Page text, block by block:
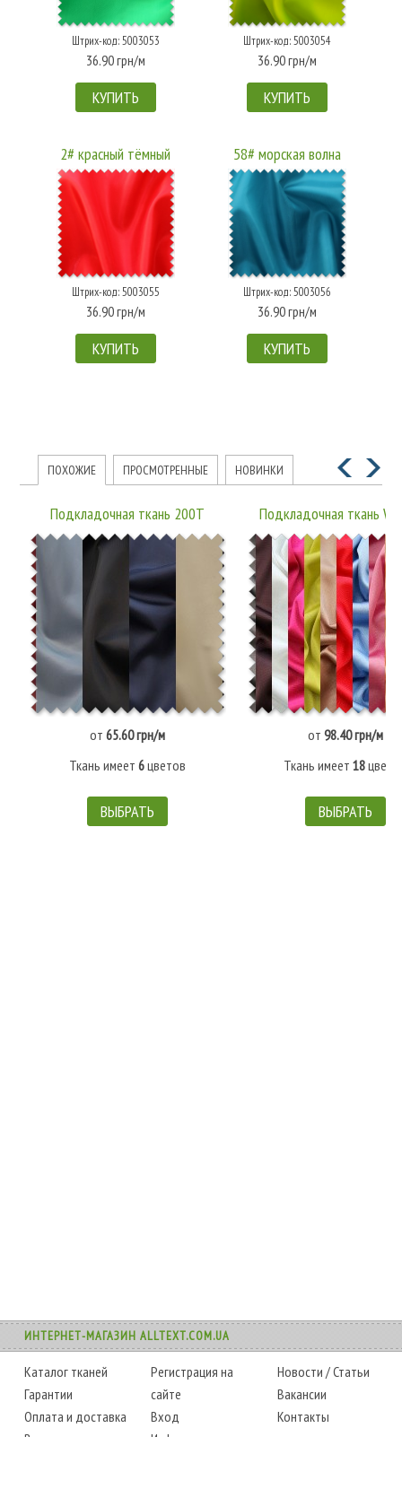
Штрих-код: 5003053
36.90 грн/м
КУПИТЬ
Штрих-код: 5003054
36.90 грн/м
КУПИТЬ
2# красный тёмный
Штрих-код: 5003055
36.90 грн/м
КУПИТЬ
58# морская волна
Штрих-код: 5003056
36.90 грн/м
КУПИТЬ
ПОХОЖИЕ ПРОСМОТРЕННЫЕ НОВИНКИ
Подкладочная ткань 200T
от 65.60 грн/м
Ткань имеет 6цветов
ВЫБРАТЬ
Подкладочная ткань
от 98.40 грн/м
Ткань имеет18
ВЫБРАТЬ
ИНТЕРНЕТ-МАГАЗИН ALLTEXT.COM.UA
Каталог тканей
Гарантии
Оплата и доставка
Возврат товара
Регистрация на
сайте
Вход
Информация
Новости /Статьи
Вакансии
Контакты